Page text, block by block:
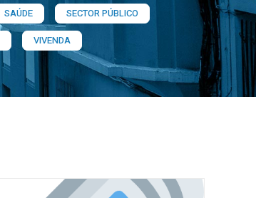
SAÚDE
SECTOR PÚBLICO
VIVENDA